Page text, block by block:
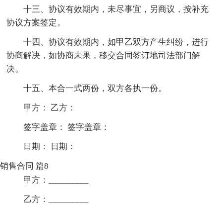
十三、协议有效期内，未尽事宜，另商议，按补充
协议方案签定。
十四、协议有效期内，如甲乙双方产生纠纷，进行
协商解决，如协商未果，移交合同签订地司法部门解
决。
十五、本合一式两份，双方各执一份。
甲方： 乙方：
签字盖章： 签字盖章：
日期： 日期：
销售合同 篇8
甲方：_________
乙方：_________